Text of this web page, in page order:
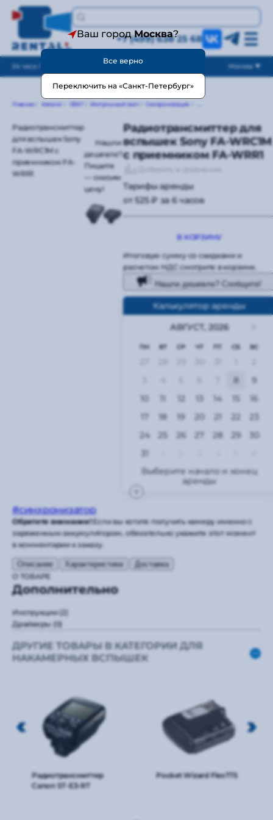
+7 (499) 638 25 68
24 часа / без выходных Москва
Главная Каталог СВЕТ Импульсный свет Синхронизация
Радиотрансмиттер
для вспышек Sony
FA-WRC1M с
приемником FA-
WRR1
Нашли
дешевле?
Пишите
— снизим
цену!
Радиотрансмиттер для
вспышек Sony FA-WRC1M
с приемником FA-WRR1
Тарифы аренды
от 525 ₽ за 6 часов
В КОРЗИНУ
Итоговую сумму со скидками и
расчетом НДС смотрите в корзине.
Нашли дешевле? Сообщите!
Калькулятор аренды
АВГУСТ, 2026
ПН ВТ СР ЧТ ПТ СБ ВС
8
9
10
11 12 13 14 15
16
17
18 19 20 21 22
23
24
25 26 27 28 29
30
31
#синхронизатор
Обратите внимание!Если вы хотите получить камеру именно с
заряженным аккумулятором, обязательно укажите этот момент
в комментарии к заказу.
Описание Характеристики
Доставка
О ТОВАРЕ
Дополнительно
Инструкции(2)
Драйверы (0)
ДРУГИЕ ТОВАРЫ В КАТЕГОРИИ ДЛЯ
НАКАМЕРНЫХ ВСПЫШЕК
Радиотрансмиттер
Canon ST-E3-RT
Pocket Wizard FlexTT5
Ваш городМосква?
Все верно
Переключить на «Санкт-Петербург»